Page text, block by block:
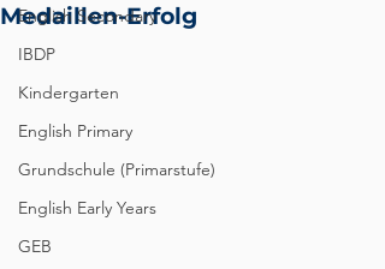
English Secondary
IBDP
Kindergarten
English Primary
Grundschule (Primarstufe)
English Early Years
GEB
Medaillen-Erfolg